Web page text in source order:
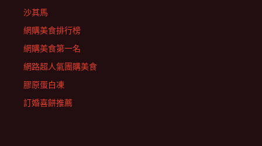
沙其馬
網購美食排行榜
網購美食第一名
網路超人氣團購美食
膠原蛋白凍
訂婚喜餅推薦